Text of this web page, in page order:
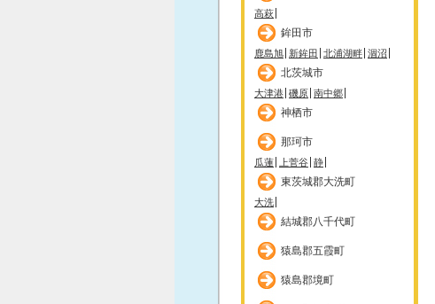
高萩
鉾田市
鹿島旭 新鉾田 北浦湖畔 涸沼
北茨城市
大津港 磯原 南中郷
神栖市
那珂市
瓜蓮 上菅谷 静
東茨城郡大洗町
大洗
結城郡八千代町
猿島郡五霞町
猿島郡境町